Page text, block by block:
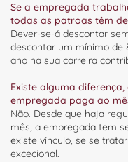
Se a empregada
todas as patroas têm
Dever-se-á descontar
descontar um mínimo de
ano na sua carreira
Existe alguma
empregada paga ao
Não. Desde que haja
mês, a empregada tem
existe vínculo, se se
excecional.